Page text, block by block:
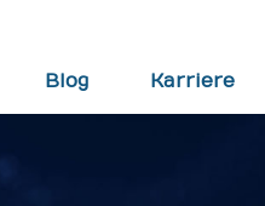
Blog Karriere